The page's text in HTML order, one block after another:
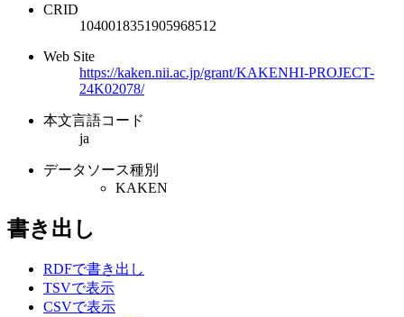
CRID
1040018351905968512
Web Site
https://kaken.nii.ac.jp/grant/KAKENHI-PROJECT-
24K02078/
本文言語コード
ja
データソース種別
KAKEN
書き出し
RDFで書き出し
TSVで表示
CSVで表示